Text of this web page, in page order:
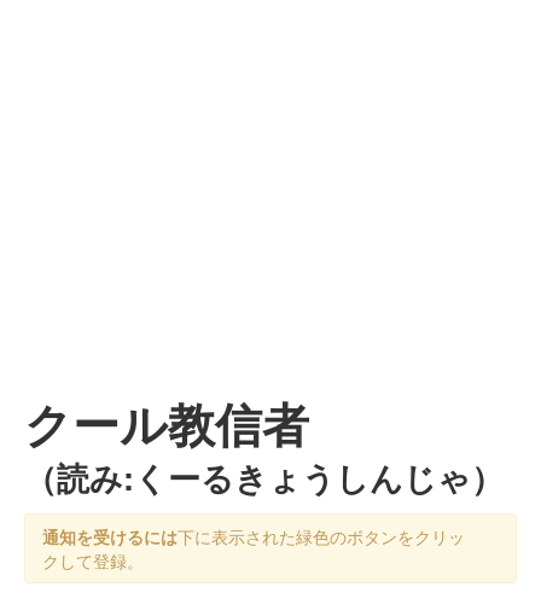
クール教信者
（読み:くーるきょうしんじゃ）
通知を受けるには下に表示された緑色のボタンをクリッ
クして登録。